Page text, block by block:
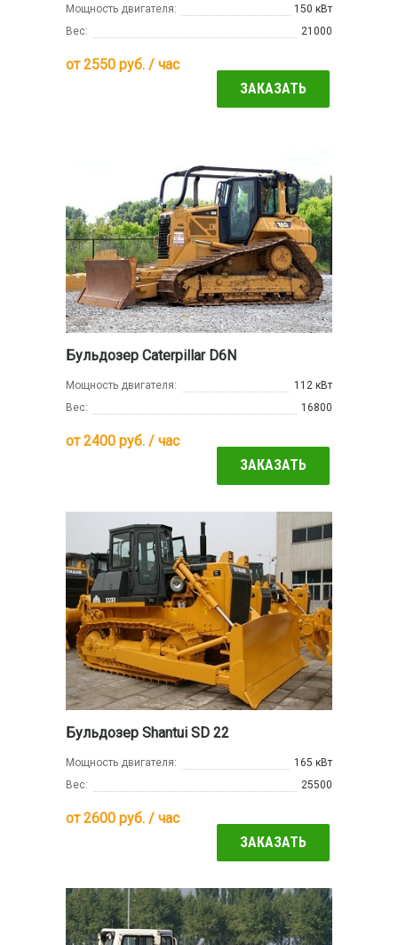
Мощность двигателя:
150 кВт
Вес:
21000
от2550 руб. / час
ЗАКАЗАТЬ
Бульдозер Caterpillar D6N
Мощность двигателя:
112 кВт
Вес:
16800
от2400 руб. / час
ЗАКАЗАТЬ
Бульдозер Shantui SD 22
Мощность двигателя:
165 кВт
Вес:
25500
от2600 руб. / час
ЗАКАЗАТЬ